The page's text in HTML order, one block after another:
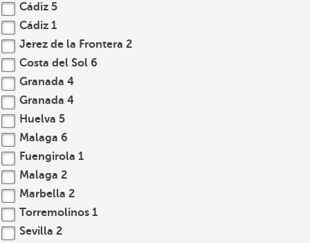
Cádiz 5
Cádiz 1
Jerez de la Frontera 2
Costa del Sol 6
Granada 4
Granada 4
Huelva 5
Malaga 6
Fuengirola 1
Malaga 2
Marbella 2
Torremolinos 1
Sevilla 2